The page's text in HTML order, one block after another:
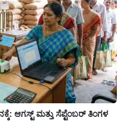
ಆಗಸ್ಟ್ ಮತ್ತು ಸೆಪ್ಟೆಂಬರ್ ತಿಂಗಳ